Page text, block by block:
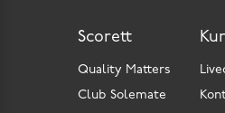
Scorett
Quality Matters
Club Solemate